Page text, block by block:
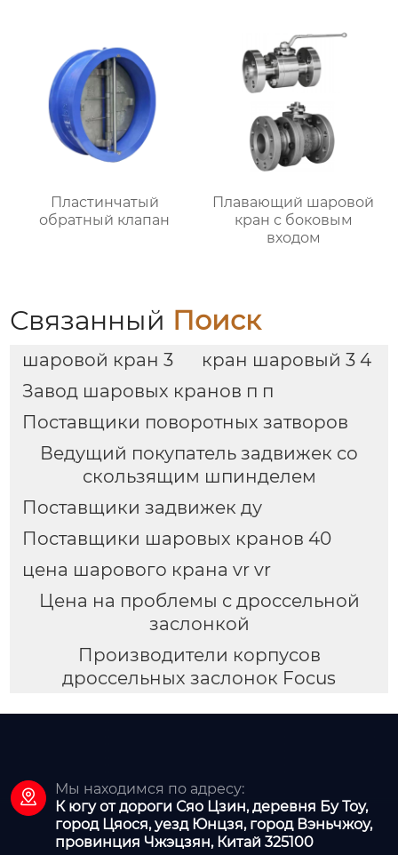
Пластинчатый
обратный клапан
Плавающий шаровой
кран с боковым
входом
Связанный Поиск
шаровой кран 3
кран шаровый 3 4
Завод шаровых кранов п п
Поставщики поворотных затворов
Ведущий покупатель задвижек со
скользящим шпинделем
Поставщики задвижек ду
Поставщики шаровых кранов 40
цена шарового крана vr vr
Цена на проблемы с дроссельной
заслонкой
Производители корпусов
дроссельных заслонок Focus

Мы находимся по адресу:
К югу от дороги Сяо Цзин, деревня Бу Тоу,
город Цяося, уезд Юнцзя, город Вэньчжоу,
провинция Чжэцзян, Китай 325100